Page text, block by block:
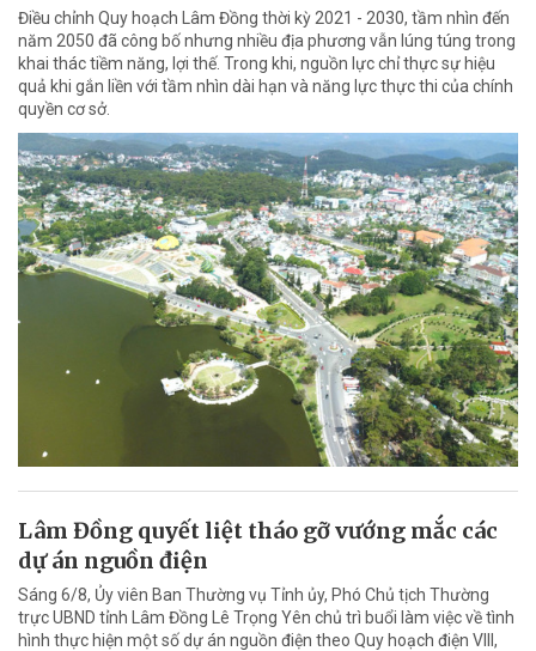
Điều chỉnh Quy hoạch Lâm Đồng thời kỳ 2021 - 2030, tầm nhìn đến
năm 2050 đã công bố nhưng nhiều địa phương vẫn lúng túng trong
khai thác tiềm năng, lợi thế. Trong khi, nguồn lực chỉ thực sự hiệu
quả khi gắn liền với tầm nhìn dài hạn và năng lực thực thi của chính
quyền cơ sở.
Lâm Đồng quyết liệt tháo gỡ vướng mắc các
dự án nguồn điện
Sáng 6/8, Ủy viên Ban Thường vụ Tỉnh ủy, Phó Chủ tịch Thường
trực UBND tỉnh Lâm Đồng Lê Trọng Yên chủ trì buổi làm việc về tình
hình thực hiện một số dự án nguồn điện theo Quy hoạch điện VIII,